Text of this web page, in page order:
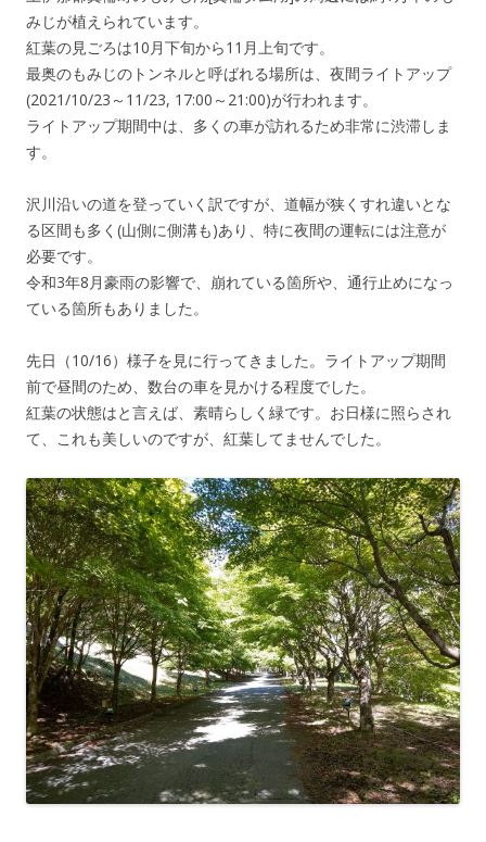
みじが植えられています。
紅葉の見ごろは10月下旬から11月上旬です。
最奥のもみじのトンネルと呼ばれる場所は、夜間ライトアップ
(2021/10/23～11/23, 17:00～21:00)が行われます。
ライトアップ期間中は、多くの車が訪れるため非常に渋滞しま
す。
沢川沿いの道を登っていく訳ですが、道幅が狭くすれ違いとな
る区間も多く(山側に側溝も)あり、特に夜間の運転には注意が
必要です。
令和3年8月豪雨の影響で、崩れている箇所や、通行止めになっ
ている箇所もありました。
先日（10/16） 様子を見に行ってきました。ライトアップ期間
前で昼間のため、数台の車を見かける程度でした。
紅葉の状態はと言えば、素晴らしく緑です。お日様に照らされ
て、これも美しいのですが、紅葉してませんでした。